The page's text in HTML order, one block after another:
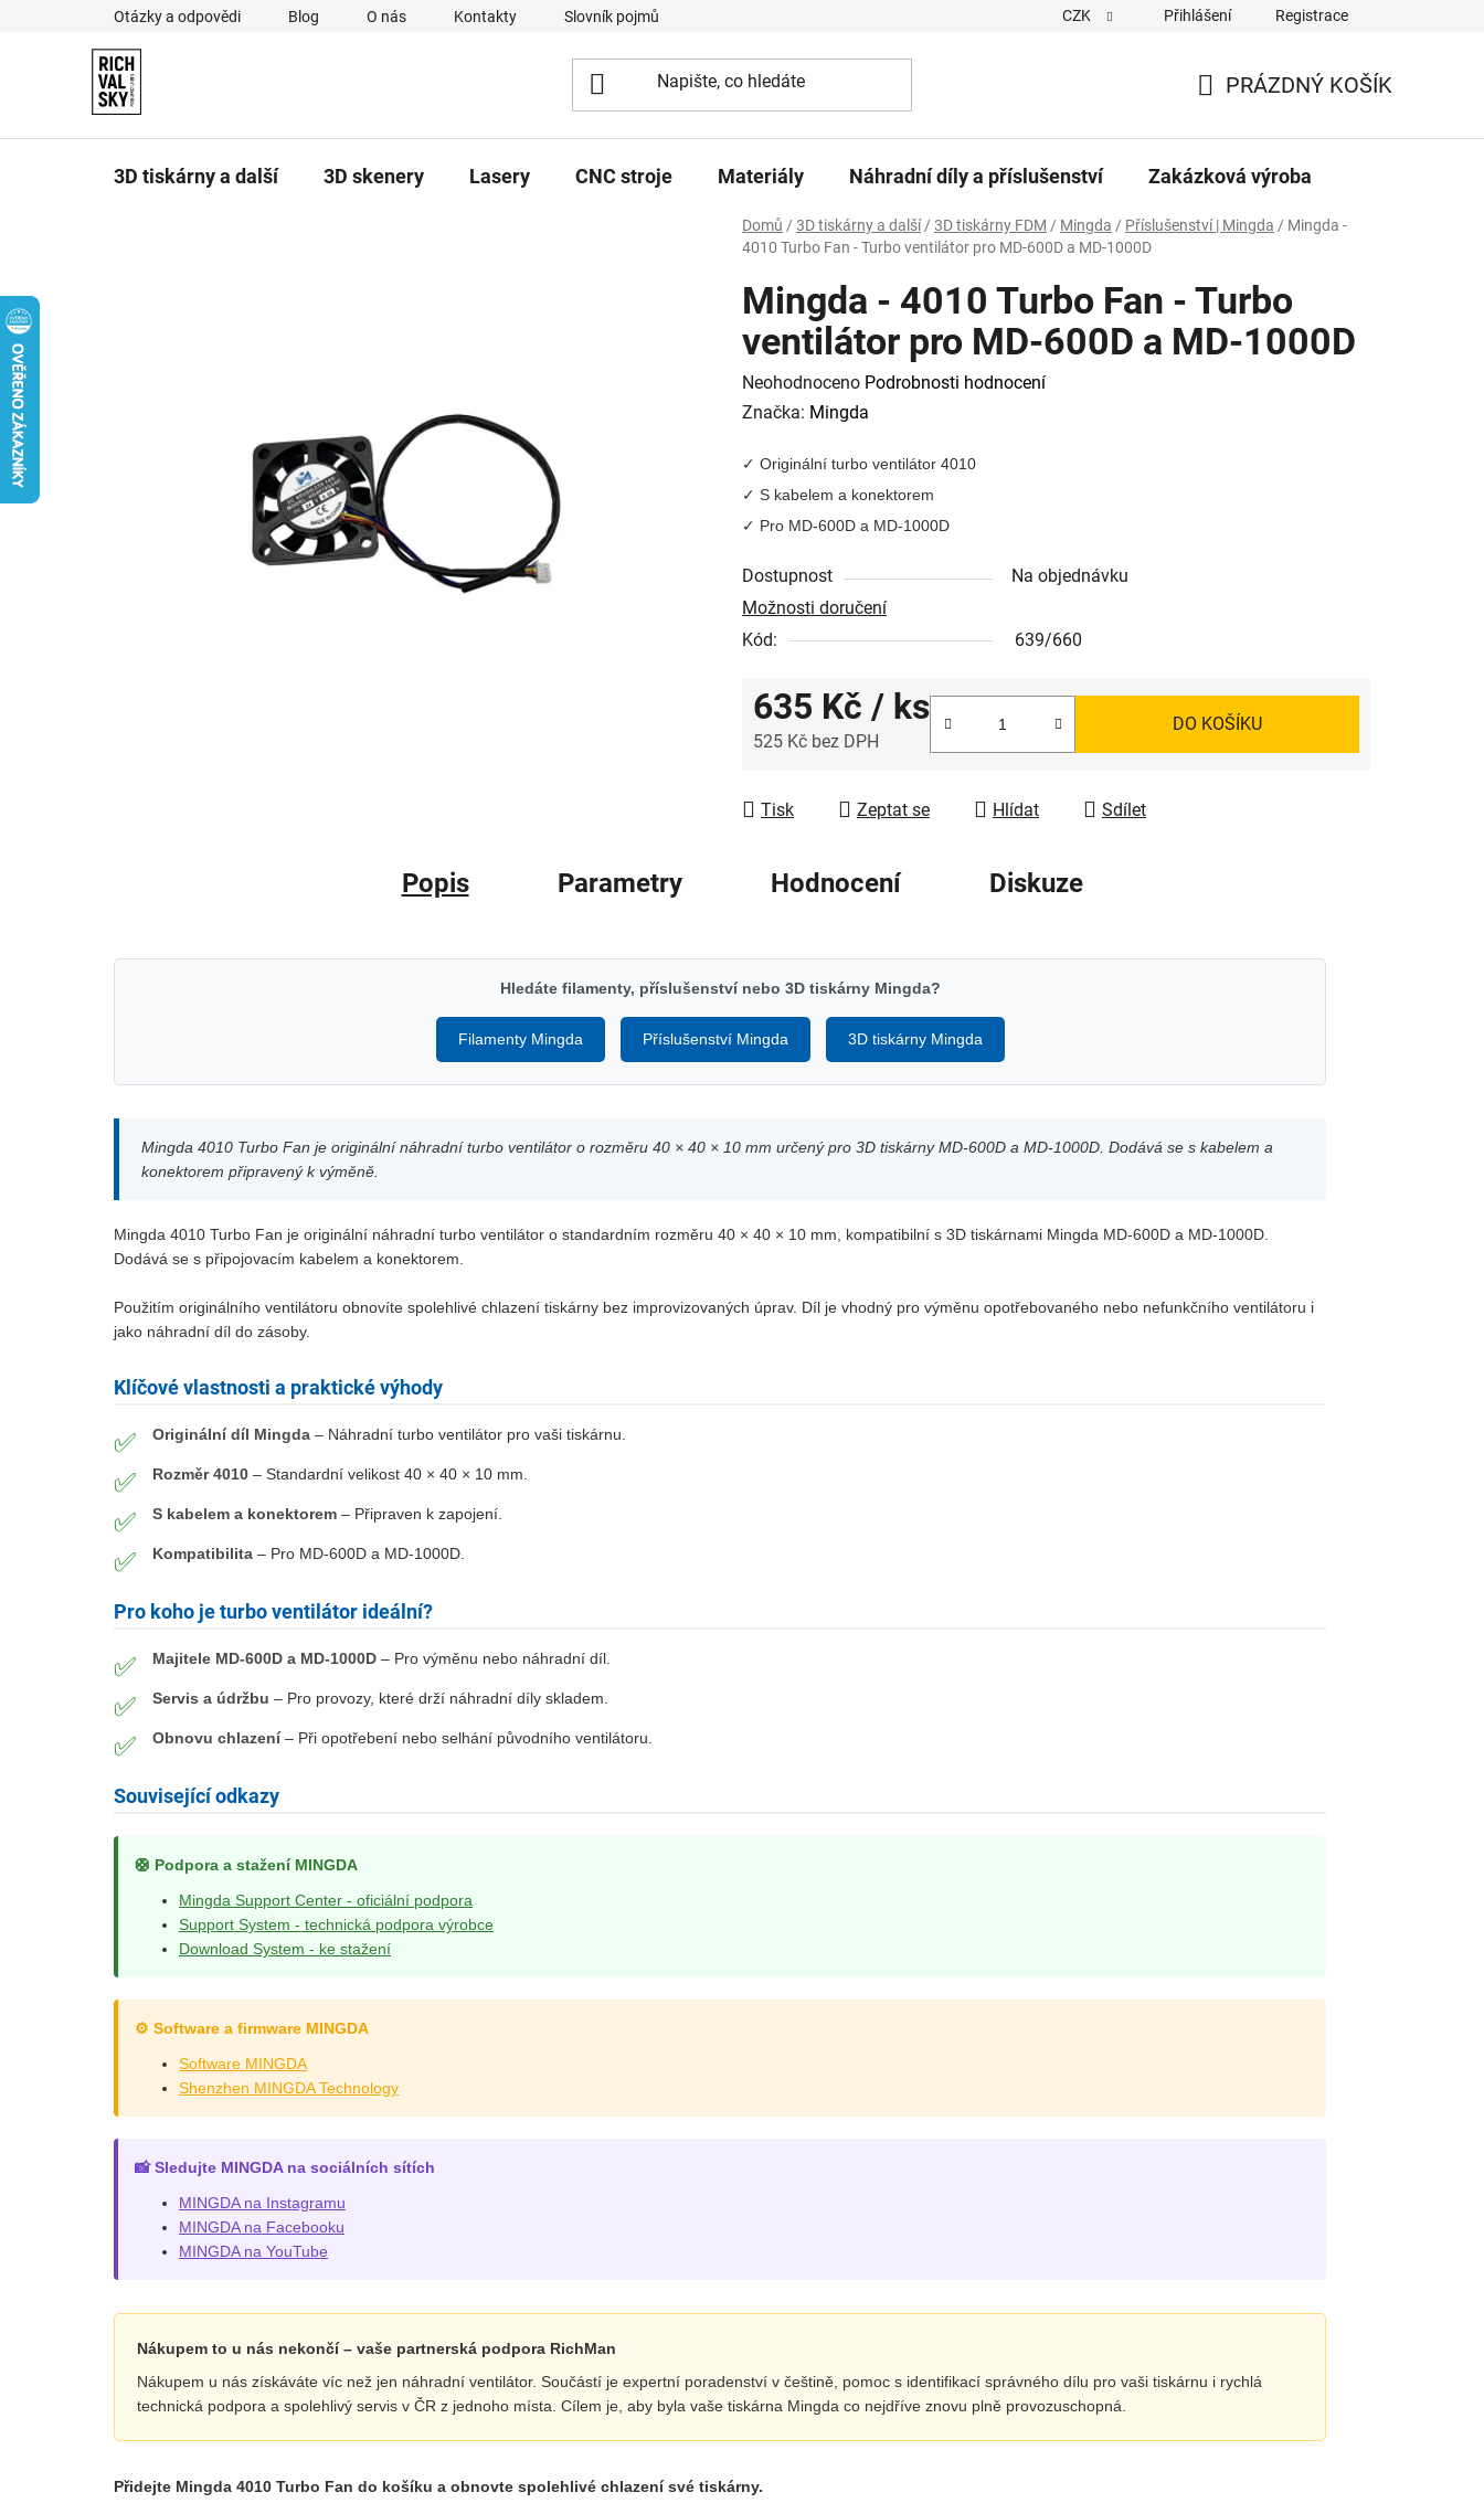
Otázky a odpovědi Blog O nás Kontakty Slovník pojmů CZK Přihlášení Registrace
KOŠÍK
PRÁZDNÝ KOŠÍK
3D tiskárny a další 3D skenery Lasery CNC stroje Materiály Náhradní díly a příslušenství Zakázková výroba
Domů / 3D tiskárny a další / 3D tiskárny FDM / Mingda / Příslušenství | Mingda / Mingda -
4010 Turbo Fan - Turbo ventilátor pro MD-600D a MD-1000D
Mingda - 4010 Turbo Fan - Turbo
ventilátor pro MD-600D a MD-1000D
Průměrné
hodnocení
je
0,0
z
hvězdiček.
Neohodnoceno Podrobnosti hodnocení
Značka: Mingda
✓ Originální turbo ventilátor 4010
✓ S kabelem a konektorem
✓ Pro MD-600D a MD-1000D
Dostupnost
Na objednávku
Možnosti doručení
Kód:
639/660
635 Kč / ks
525 Kč bez DPH
DO KOŠÍKU
Tisk Zeptat se Hlídat Sdílet
Popis Parametry Hodnocení Diskuze
Hledáte filamenty, příslušenství nebo 3D tiskárny Mingda?
Filamenty Mingda Příslušenství Mingda 3D tiskárny Mingda
Mingda 4010 Turbo Fan je originální náhradní turbo ventilátor o rozměru 40 × 40 × 10 mm určený pro 3D tiskárny MD-600D a MD-1000D. Dodává se s kabelem a
konektorem připravený k výměně.
Mingda 4010 Turbo Fan je originální náhradní turbo ventilátor o standardním rozměru 40 × 40 × 10 mm, kompatibilní s 3D tiskárnami Mingda MD-600D a MD-1000D.
Dodává se s připojovacím kabelem a konektorem.
Použitím originálního ventilátoru obnovíte spolehlivé chlazení tiskárny bez improvizovaných úprav. Díl je vhodný pro výměnu opotřebovaného nebo nefunkčního ventilátoru i
jako náhradní díl do zásoby.
Klíčové vlastnosti a praktické výhody
✅ Originální díl Mingda – Náhradní turbo ventilátor pro vaši tiskárnu.
✅ Rozměr 4010 – Standardní velikost 40 × 40 × 10 mm.
✅ S kabelem a konektorem – Připraven k zapojení.
✅ Kompatibilita – Pro MD-600D a MD-1000D.
Pro koho je turbo ventilátor ideální?
✅ Majitele MD-600D a MD-1000D – Pro výměnu nebo náhradní díl.
✅ Servis a údržbu – Pro provozy, které drží náhradní díly skladem.
✅ Obnovu chlazení– Při opotřebení nebo selhání původního ventilátoru.
Související odkazy
🛟 Podpora a stažení MINGDA
Mingda Support Center - oficiální podpora
Support System - technická podpora výrobce
Download System - ke stažení
⚙️ Software a firmware MINGDA
Software MINGDA
Shenzhen MINGDA Technology
📸 Sledujte MINGDA na sociálních sítích
MINGDA na Instagramu
MINGDA na Facebooku
MINGDA na YouTube
Nákupem to u nás nekončí – vaše partnerská podpora RichMan
Nákupem u nás získáváte víc než jen náhradní ventilátor. Součástí je expertní poradenství v češtině, pomoc s identifikací správného dílu pro vaši tiskárnu i rychlá
technická podpora a spolehlivý servis v ČR z jednoho místa. Cílem je, aby byla vaše tiskárna Mingda co nejdříve znovu plně provozuschopná.
Přidejte Mingda 4010 Turbo Fan do košíku a obnovte spolehlivé chlazení své tiskárny.